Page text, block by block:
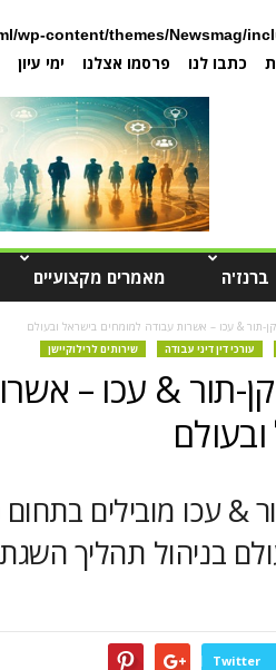
wp-content/themes/Newsmag/
כתבו לנו פרסמו אצלנו ימי עיון
ברנז'ה מאמרים מקצועיים
תור & עכו – אשרות עבודה למומחים בישראל ובעולם
עורכי דין דיני עבודה שירותים לרילוקיישן
תור & עכו –
& עכו מובילים בתחום
בניהול תהליך
Twitter